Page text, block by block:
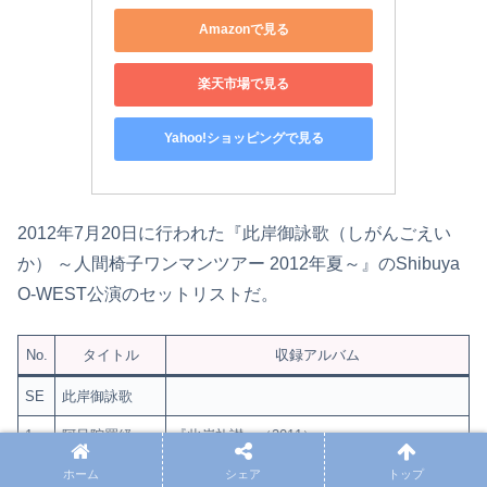
Amazonで見る
楽天市場で見る
Yahoo!ショッピングで見る
2012年7月20日に行われた『此岸御詠歌（しがんごえい
か） ～人間椅子ワンマンツアー 2012年夏～』のShibuya
O-WEST公演のセットリストだ。
No. タイトル 収録アルバム
SE 此岸御詠歌
1 阿呆陀羅経 『此岸礼讃』（2011）
りんごの泪 『人間失格』（1990）
ホーム シェア トップ